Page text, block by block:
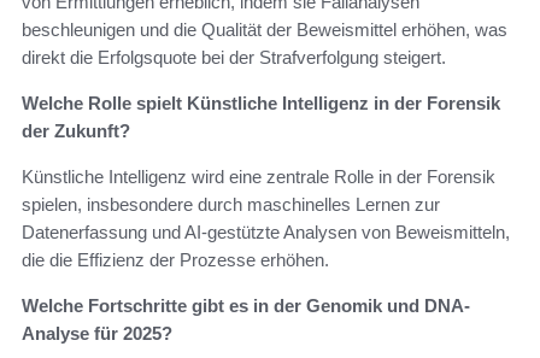
beschleunigen und die Qualität der Beweismittel erhöhen, was
direkt die Erfolgsquote bei der Strafverfolgung steigert.
Welche Rolle spielt Künstliche Intelligenz in der Forensik
der Zukunft?
Künstliche Intelligenz wird eine zentrale Rolle in der Forensik
spielen, insbesondere durch maschinelles Lernen zur
Datenerfassung und AI-gestützte Analysen von Beweismitteln,
die die Effizienz der Prozesse erhöhen.
Welche Fortschritte gibt es in der Genomik und DNA-
Analyse für 2025?